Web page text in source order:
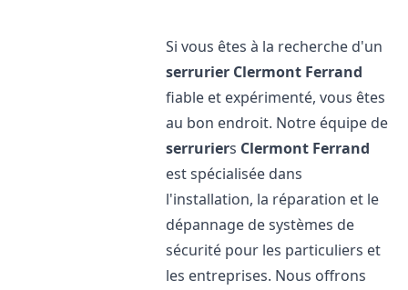
Si vous êtes à la recherche d'un
serrurier Clermont Ferrand
fiable et expérimenté, vous êtes
au bon endroit. Notre équipe de
serruriers Clermont Ferrand
est spécialisée dans
l'installation, la réparation et le
dépannage de systèmes de
sécurité pour les particuliers et
les entreprises. Nous offrons